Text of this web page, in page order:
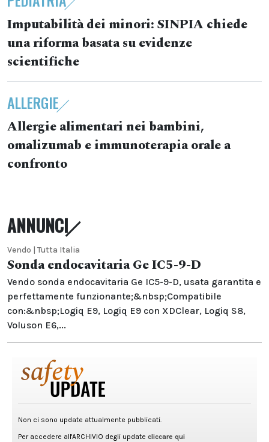
Imputabilità dei minori: SINPIA chiede
una riforma basata su evidenze
scientifiche
ALLERGIE
Allergie alimentari nei bambini,
omalizumab e immunoterapia orale a
confronto
ANNUNCI
Vendo | Tutta Italia
Sonda endocavitaria Ge IC5-9-D
Vendo sonda endocavitaria Ge IC5-9-D, usata garantita e
perfettamente funzionante;&nbsp;Compatibile
con:&nbsp;Logiq E9, Logiq E9 con XDClear, Logiq S8,
Voluson E6,...